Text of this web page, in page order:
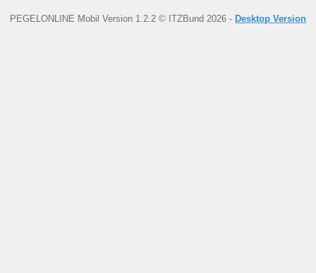
PEGELONLINE Mobil Version 1.2.2 © ITZBund 2026 - Desktop Version